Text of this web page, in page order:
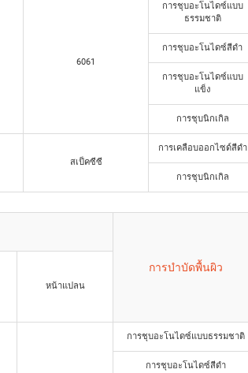
6061
การชุบอะโนไดซ์แบบ
ธรรมชาติ
การชุบอะโนไดซ์สีดำ
การชุบอะโนไดซ์แบบ
แข็ง
การชุบนิกเกิล
สเป็คซีซี
การเคลือบออกไซด์สีดำ
การชุบนิกเกิล
การบำบัดพื้นผิว
หน้าแปลน
การชุบอะโนไดซ์แบบธรรมชาติ
การชุบอะโนไดซ์สีดำ